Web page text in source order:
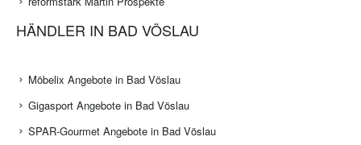
HÄNDLER IN BAD VÖSLAU
Möbelix Angebote in Bad Vöslau
Gigasport Angebote in Bad Vöslau
SPAR-Gourmet Angebote in Bad Vöslau